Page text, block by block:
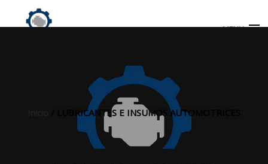
MENU
/ LUBRICANTES E INSUMOS AUTOMOTRICES